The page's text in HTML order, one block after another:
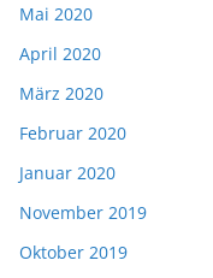
Mai 2020
April 2020
März 2020
Februar 2020
Januar 2020
November 2019
Oktober 2019